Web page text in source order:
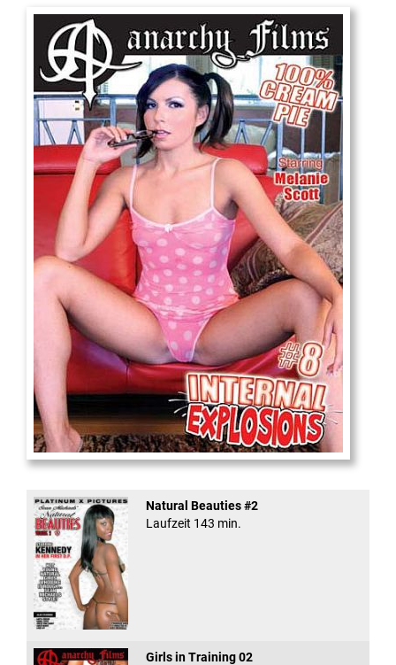
Internal Explosionen
Natural Beauties #2
Laufzeit 143 min.
Girls in Training 02